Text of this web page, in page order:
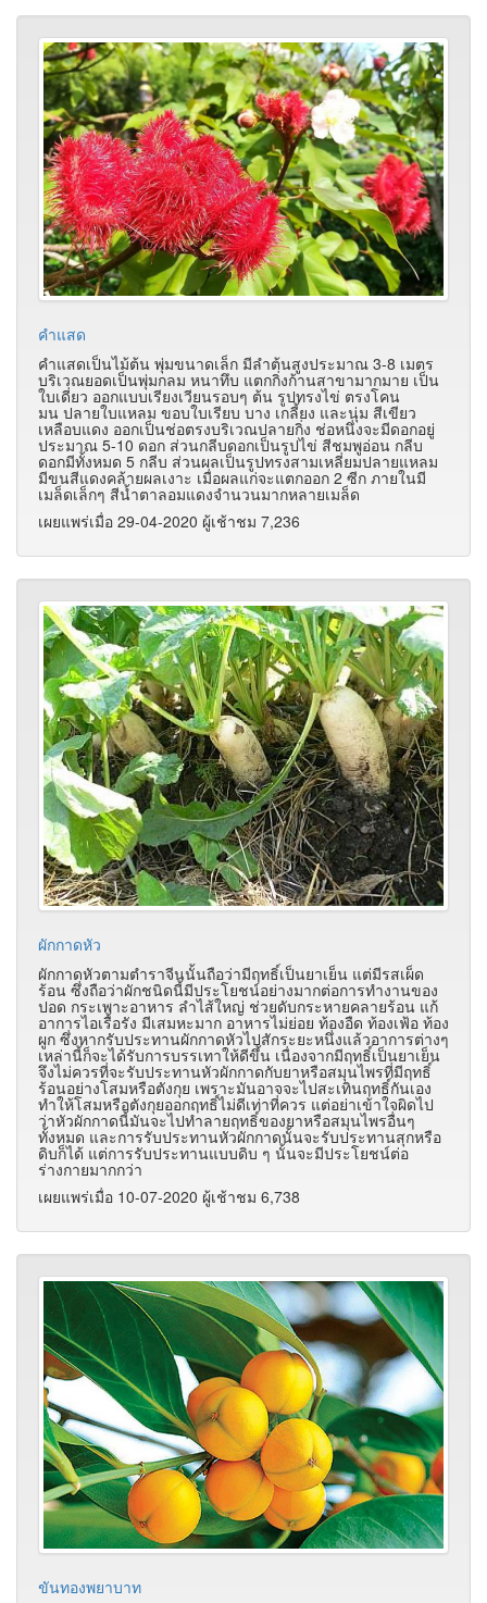
คำแสด
คำแสดเป็นไม้ต้น พุ่มขนาดเล็ก มีลำต้นสูงประมาณ 3-8 เมตร
บริเวณยอดเป็นพุ่มกลม หนาทึบ แตกกิ่งก้านสาขามากมาย เป็น
ใบเดี่ยว ออกแบบเรียงเวียนรอบๆ ต้น รูปทรงไข่ ตรงโคน
มน ปลายใบแหลม ขอบใบเรียบ บาง เกลี้ยง และนุ่ม สีเขียว
เหลือบแดง ออกเป็นช่อตรงบริเวณปลายกิ่ง ช่อหนึ่งจะมีดอกอยู่
ประมาณ 5-10 ดอก ส่วนกลีบดอกเป็นรูปไข่ สีชมพูอ่อน กลีบ
ดอกมีทั้งหมด 5 กลีบ ส่วนผลเป็นรูปทรงสามเหลี่ยมปลายแหลม
มีขนสีแดงคล้ายผลเงาะ เมื่อผลแก่จะแตกออก 2 ซีก ภายในมี
เมล็ดเล็กๆ สีน้ำตาลอมแดงจำนวนมากหลายเมล็ด
เผยแพร่เมื่อ 29-04-2020 ผู้เช้าชม 7,236
ผักกาดหัว
ผักกาดหัวตามตำราจีนนั้นถือว่ามีฤทธิ์เป็นยาเย็น แต่มีรสเผ็ด
ร้อน ซึ่งถือว่าผักชนิดนี้มีประโยชน์อย่างมากต่อการทำงานของ
ปอด กระเพาะอาหาร ลำไส้ใหญ่ ช่วยดับกระหายคลายร้อน แก้
อาการไอเรื้อรัง มีเสมหะมาก อาหารไม่ย่อย ท้องอืด ท้องเฟ้อ ท้อง
ผูก ซึ่งหากรับประทานผักกาดหัวไปสักระยะหนึ่งแล้วอาการต่างๆ
เหล่านี้ก็จะได้รับการบรรเทาให้ดีขึ้น เนื่องจากมีฤทธิ์เป็นยาเย็น
จึงไม่ควรที่จะรับประทานหัวผักกาดกับยาหรือสมุนไพรที่มีฤทธิ์
ร้อนอย่างโสมหรือตังกุย เพราะมันอาจจะไปสะเทินฤทธิ์กันเอง
ทำให้โสมหรือตังกุยออกฤทธิ์ไม่ดีเท่าที่ควร แต่อย่าเข้าใจผิดไป
ว่าหัวผักกาดนี้มันจะไปทำลายฤทธิ์ของยาหรือสมุนไพรอื่นๆ
ทั้งหมด และการรับประทานหัวผักกาดนั้นจะรับประทานสุกหรือ
ดิบก็ได้ แต่การรับประทานแบบดิบ ๆ นั้นจะมีประโยชน์ต่อ
ร่างกายมากกว่า
เผยแพร่เมื่อ 10-07-2020 ผู้เช้าชม 6,738
ขันทองพยาบาท